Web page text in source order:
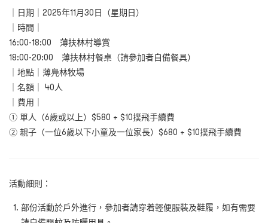
｜日期｜2025年11月30日（星期日）
｜時間｜
16:00-18:00 薄扶林村導賞
18:00-20:00 薄扶林村餐桌（請參加者自備餐具）
｜地點｜薄鳧林牧場
｜名額｜ 40人
｜費用｜
① 單人（6歲或以上）$580 + $10撲飛手續費
② 親子（一位6歲以下小童及一位家長）$680 + $10撲飛手續費
活動細則：
部份活動於戶外進行，參加者請穿着輕便服裝及鞋履，如有需要